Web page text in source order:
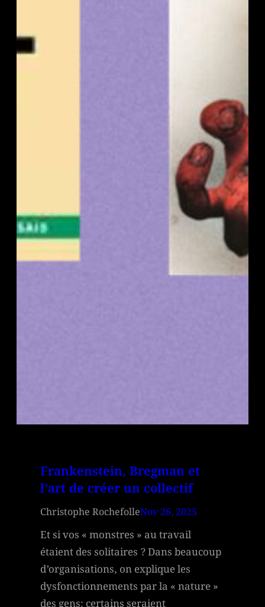
Frankenstein, Bregman et
l’art de créer un collectif
Christophe RochefolleNov 26, 2025
Et si vos « monstres » au travail
étaient des solitaires ? Dans beaucoup
d’organisations, on explique les
dysfonctionnements par la « nature »